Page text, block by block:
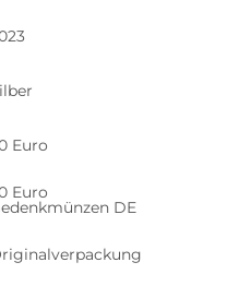
Euro
Euro
DE